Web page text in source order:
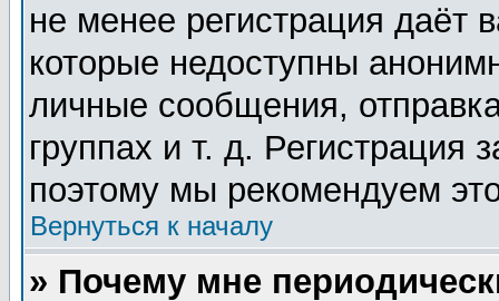
не менее регистрация даёт
которые недоступны
личные сообщения,
группах и т. д. Регистрация
поэтому мы рекомендуем
Вернуться к началу
» Почему мне